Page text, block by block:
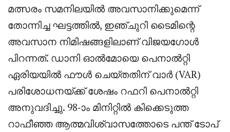
മത്സരം സമനിലയിൽ അവസാനിക്കുമെന്ന്
തോന്നിച്ച ഘട്ടത്തിൽ, ഇഞ്ചുറി ടൈമിന്റെ
അവസാന നിമിഷങ്ങളിലാണ് വിജയഗോൾ
പിറന്നത്. ഡാനി ഓൽമോയെ പെനാൽറ്റി
ഏരിയയിൽ ഫൗൾ ചെയ്തതിന് വാർ (VAR)
പരിശോധനയ്ക്ക് ശേഷം റഫറി പെനാൽറ്റി
അനുവദിച്ചു. 98-ാം മിനിറ്റിൽ കിക്കെടുത്ത
റാഫീഞ്ഞ ആത്മവിശ്വാസത്തോടെ പന്ത് ടോപ്